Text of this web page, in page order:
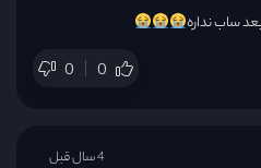
0 0
4 سال قبل